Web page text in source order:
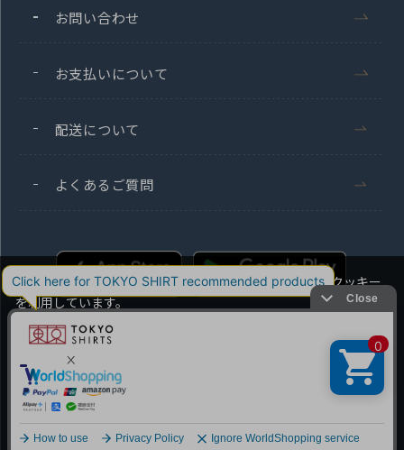
お問い合わせ
お支払いについて
配送について
よくあるご質問
Copyright TOKYO SHIRTS Co.,Ltd. All rights reserved.
当社のウェブサイトでは、お客様の利便性向上のためにクッキー
を利用しています。
本ウェブサイトをこのままご利用になる場合、クッキーの使用に
同意いただいたものとみなします。
クッキーを通じて収集する情報には、「お客様個人を特定できる
情報」は一切含まれておりません。詳細は
クッキーポリシーをご
確認ください。
OK